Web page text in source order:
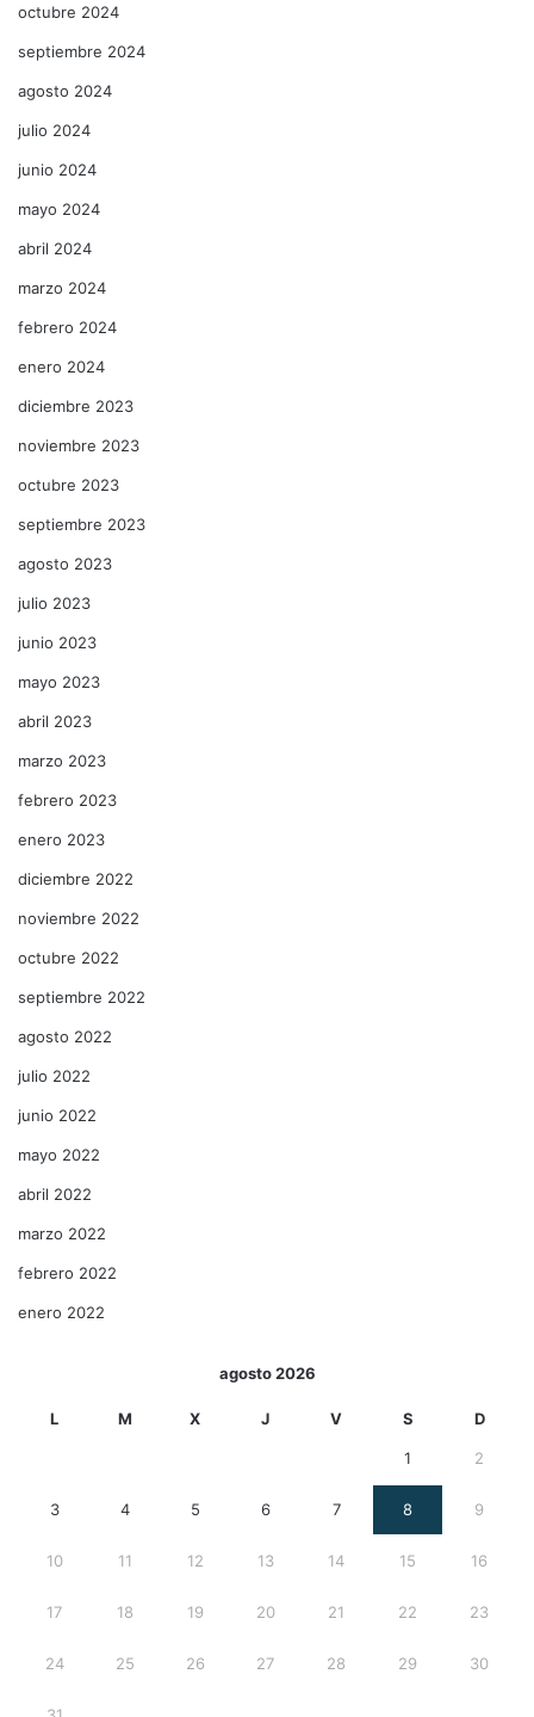
octubre 2024
septiembre 2024
agosto 2024
julio 2024
junio 2024
mayo 2024
abril 2024
marzo 2024
febrero 2024
enero 2024
diciembre 2023
noviembre 2023
octubre 2023
septiembre 2023
agosto 2023
julio 2023
junio 2023
mayo 2023
abril 2023
marzo 2023
febrero 2023
enero 2023
diciembre 2022
noviembre 2022
octubre 2022
septiembre 2022
agosto 2022
julio 2022
junio 2022
mayo 2022
abril 2022
marzo 2022
febrero 2022
enero 2022
agosto 2026
L M X J V S D
1 2
3 4 5 6 7 8 9
10 11 12 13 14 15 16
17 18 19 20 21 22 23
24 25 26 27 28 29 30